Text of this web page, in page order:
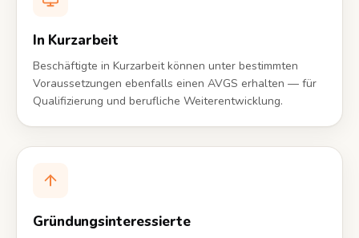
In Kurzarbeit
Beschäftigte in Kurzarbeit können unter bestimmten
Voraussetzungen ebenfalls einen AVGS erhalten — für
Qualifizierung und berufliche Weiterentwicklung.
Gründungsinteressierte